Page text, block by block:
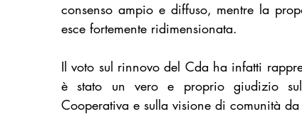
consenso ampio e diffuso, mentre la
esce fortemente ridimensionata.
Il voto sul rinnovo del Cda ha infatti
è stato un vero e proprio giudizio
Cooperativa e sulla visione di comunità